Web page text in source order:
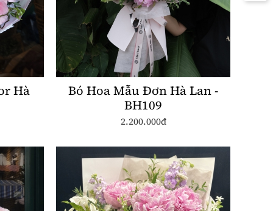
Hà
Bó Hoa Mẫu Đơn Hà Lan -
BH109
2.200.000đ